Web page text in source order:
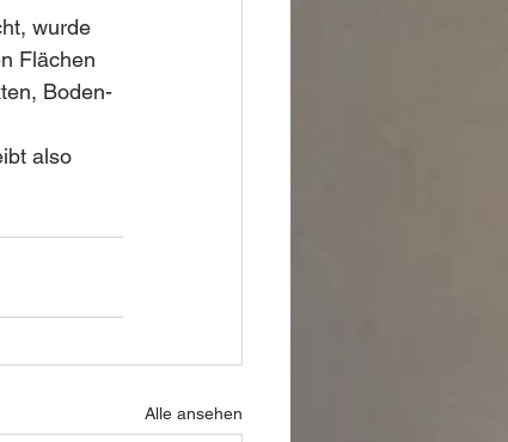
wurde
Flächen
Boden-
also
Alle ansehen